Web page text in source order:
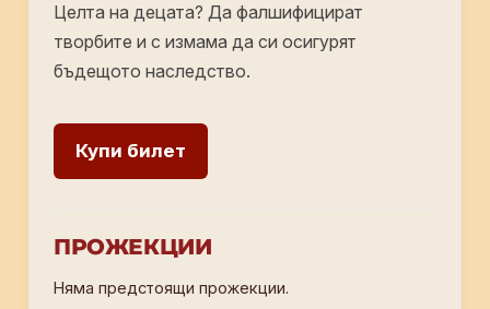
Целта на децата? Да фалшифицират
творбите и с измама да си осигурят
бъдещото наследство.
Купи билет
ПРОЖЕКЦИИ
Няма предстоящи прожекции.